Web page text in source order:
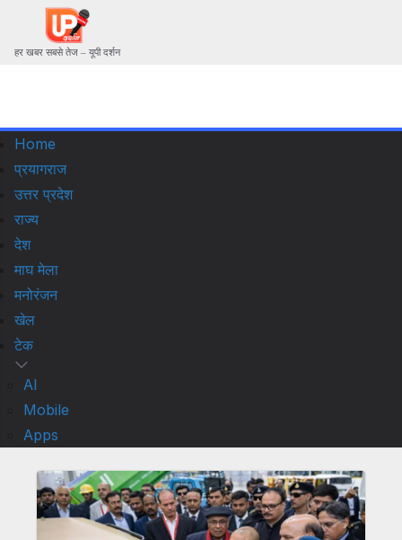
हर खबर सबसे तेज – यूपी दर्शन
Home
प्रयागराज
उत्तर प्रदेश
राज्य
देश
माघ मेला
मनोरंजन
खेल
टेक
AI
Mobile
Apps